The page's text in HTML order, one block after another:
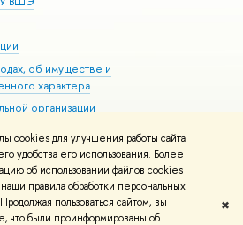
cookies для улучшения работы сайта
удобства его использования. Более
об использовании файлов cookies
правила обработки персональных
пользоваться сайтом, вы
что были проинформированы об
✖
об имуществе и
характера
организации
здоровья